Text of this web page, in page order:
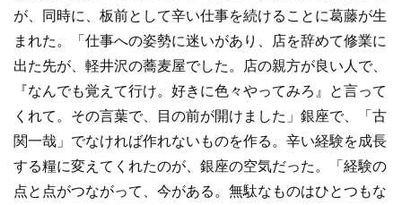
が、同時に、板前として辛い仕事を続けることに葛藤が生
まれた。「仕事への姿勢に迷いがあり、店を辞めて修業に
出た先が、軽井沢の蕎麦屋でした。店の親方が良い人で、
『なんでも覚えて行け。好きに色々やってみろ』と言って
くれて。その言葉で、目の前が開けました」銀座で、「古
関一哉」でなければ作れないものを作る。辛い経験を成長
する糧に変えてくれたのが、銀座の空気だった。「経験の
点と点がつながって、今がある。無駄なものはひとつもな